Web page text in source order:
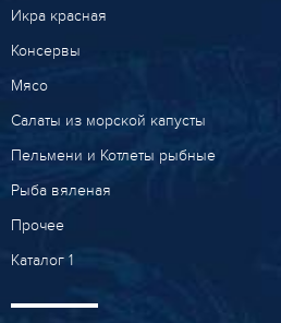
Икра красная
Консервы
Мясо
Салаты из морской капусты
Пельмени и Котлеты рыбные
Рыба вяленая
Прочее
Каталог 1